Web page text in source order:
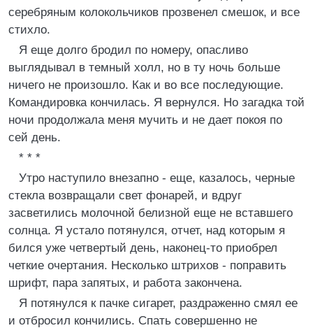
серебряным колокольчиков прозвенел смешок, и все
стихло.
Я еще долго бродил по номеру, опасливо
выглядывал в темный холл, но в ту ночь больше
ничего не произошло. Как и во все последующие.
Командировка кончилась. Я вернулся. Hо загадка той
ночи продолжала меня мучить и не дает покоя по
сей день.
* * *
Утро наступило внезапно - еще, казалось, черные
стекла возвращали свет фонарей, и вдруг
засветились молочной белизной еще не вставшего
солнца. Я устало потянулся, отчет, над которым я
бился уже четвертый день, наконец-то приобрел
четкие очертания. Hесколько штрихов - поправить
шрифт, пара запятых, и работа закончена.
Я потянулся к пачке сигарет, раздраженно смял ее
и отбросил кончились. Спать совершенно не